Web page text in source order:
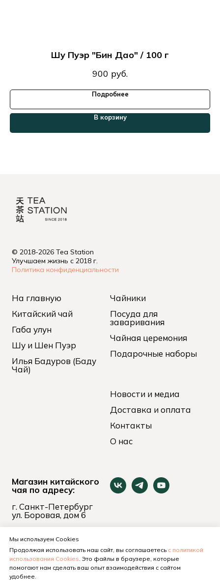
Шу Пуэр "Бин Дао" / 100 г
900 руб.
Подробнее
В корзину
© 2018-2026 Tea Station
Улучшаем жизнь с 2018 г.
Политика конфиденциальности
На главную
Китайский чай
Габа улун
Шу и Шен Пуэр
Илья Бадуров (Баду
Чай)
Чайники
Посуда для
заваривания
Чайная церемония
Подарочные наборы
Новости и медиа
Доставка и оплата
Контакты
О нас
Магазин китайского
чая по адресу:
г. Санкт-Петербург
ул. Боровая, дом 6
+7 (921) 653-74-24
Мы используем Cookies
Продолжая использовать наш сайт, вы соглашаетесь с политикой
использования Cookies. Это файлы в браузере, которые
помогают нам сделать ваш опыт взаимодействия с сайтом
удобнее.